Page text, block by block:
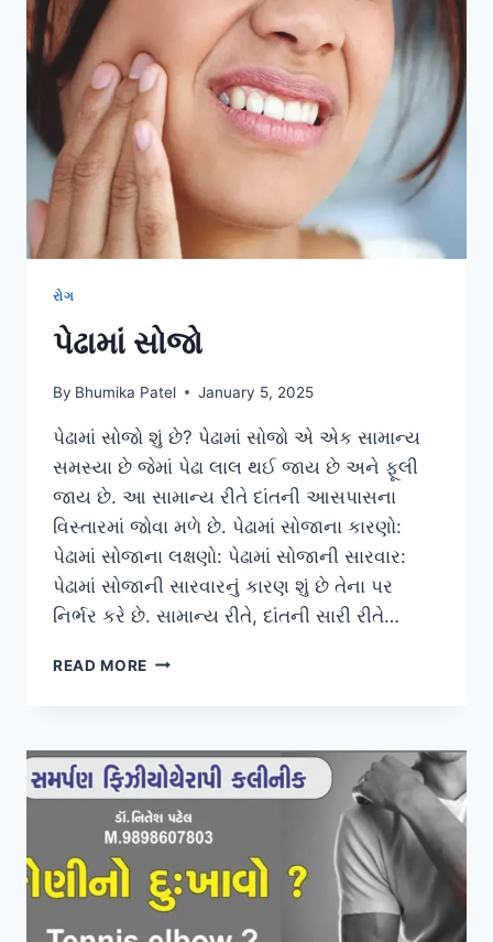
રોગ
પેઢામાં સોજો
By Bhumika Patel January 5, 2025
પેઢામાં સોજો શું છે? પેઢામાં સોજો એ એક સામાન્ય
સમસ્યા છે જેમાં પેઢા લાલ થઈ જાય છે અને ફૂલી
જાય છે. આ સામાન્ય રીતે દાંતની આસપાસના
વિસ્તારમાં જોવા મળે છે. પેઢામાં સોજાના કારણો:
પેઢામાં સોજાના લક્ષણો: પેઢામાં સોજાની સારવાર:
પેઢામાં સોજાની સારવારનું કારણ શું છે તેના પર
નિર્ભર કરે છે. સામાન્ય રીતે, દાંતની સારી રીતે…
READ MORE પેઢામાં